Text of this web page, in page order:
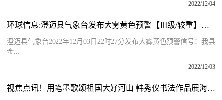
2022/12/04
环球信息:澄迈县气象台发布大雾黄色预警【Ⅲ级/较重】【2022-12-03】
澄迈县气象台2022年12月03日22时27分发布大雾黄色预警信号：我县
金...
2022/12/03
视焦点讯！用笔墨歌颂祖国大好河山 韩秀仪书法作品展海口开展